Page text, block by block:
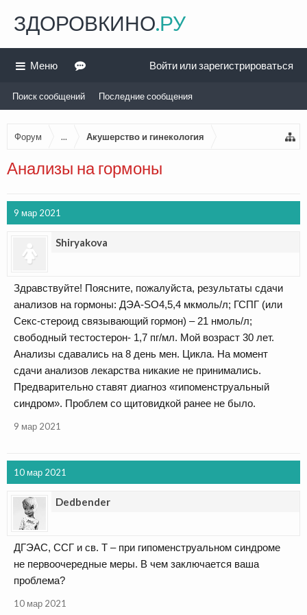
Форум ... Акушерство и гинекология
Анализы на гормоны
9 мар 2021
Shiryakova
Здравствуйте! Поясните, пожалуйста, результаты сдачи
анализов на гормоны: ДЭА-SO4,5,4 мкмоль/л; ГСПГ (или
Секс-стероид связывающий гормон) – 21 нмоль/л;
свободный тестостерон- 1,7 пг/мл. Мой возраст 30 лет.
Анализы сдавались на 8 день мен. Цикла. На момент
сдачи анализов лекарства никакие не принимались.
Предварительно ставят диагноз «гипоменструальный
синдром». Проблем со щитовидкой ранее не было.
9 мар 2021
10 мар 2021
Dedbender
ДГЭАС, ССГ и св. Т – при гипоменструальном синдроме
не первоочередные меры. В чем заключается ваша
проблема?
10 мар 2021
ЗДОРОВКИНО.РУ
Меню
Поиск сообщений Последние сообщения
Войти или зарегистрироваться